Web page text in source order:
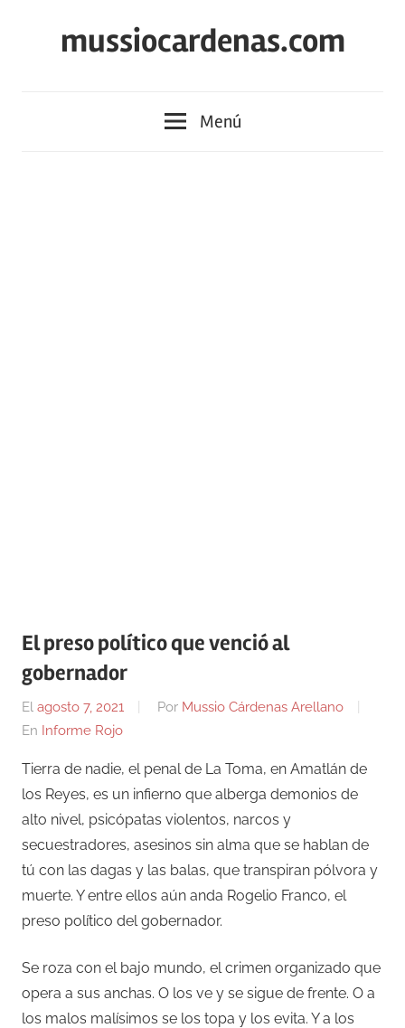
mussiocardenas.com
Menú
El preso político que venció al
gobernador
El agosto 7, 2021 Por Mussio Cárdenas Arellano
En Informe Rojo
Tierra de nadie, el penal de La Toma, en Amatlán de
los Reyes, es un infierno que alberga demonios de
alto nivel, psicópatas violentos, narcos y
secuestradores, asesinos sin alma que se hablan de
tú con las dagas y las balas, que transpiran pólvora y
muerte. Y entre ellos aún anda Rogelio Franco, el
preso político del gobernador.
Se roza con el bajo mundo, el crimen organizado que
opera a sus anchas. O los ve y se sigue de frente. O a
los malos malísimos se los topa y los evita. Y a los